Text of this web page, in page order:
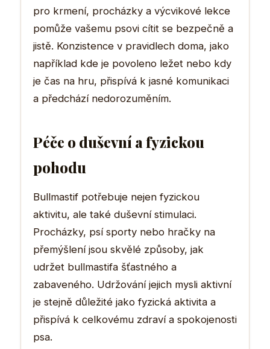
pro krmení, procházky a výcvikové lekce
pomůže vašemu psovi cítit se bezpečně a
jistě. Konzistence v pravidlech doma, jako
například kde je povoleno ležet nebo kdy
je čas na hru, přispívá k jasné komunikaci
a předchází nedorozuměním.
Péče o duševní a fyzickou
pohodu
Bullmastif potřebuje nejen fyzickou
aktivitu, ale také duševní stimulaci.
Procházky, psí sporty nebo hračky na
přemýšlení jsou skvělé způsoby, jak
udržet bullmastifa šťastného a
zabaveného. Udržování jejich mysli aktivní
je stejně důležité jako fyzická aktivita a
přispívá k celkovému zdraví a spokojenosti
psa.